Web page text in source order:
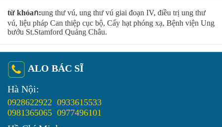
từ khóaก:ung thư vú, ung thư vú giai đoạn IV, điều trị ung thư
vú, liệu pháp Can thiệp cục bộ, Cấy hạt phóng xạ, Bệnh viện Ung
bướu St.Stamford Quảng Châu.
ALO BÁC SĨ
Hà Nội:
0928622922 0933615533
0981365065 0977496101